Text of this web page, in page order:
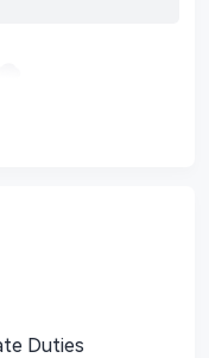
Duties